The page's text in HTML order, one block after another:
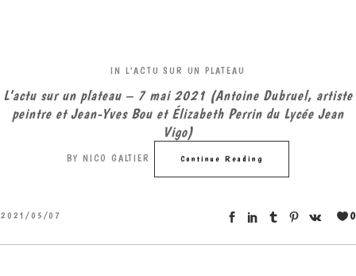
IN L'ACTU SUR UN PLATEAU
L’actu sur un plateau – 7 mai 2021 (Antoine Dubruel, artiste
peintre et Jean-Yves Bou et Élizabeth Perrin du Lycée Jean
Vigo)
BY NICO GALTIER Continue Reading
2021/05/07 0